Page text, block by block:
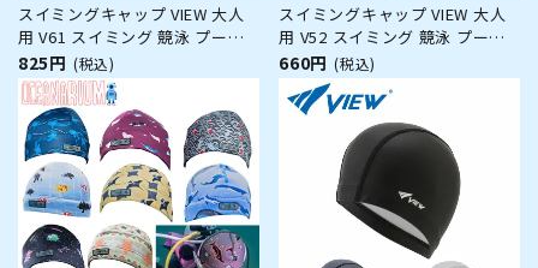
スイミングキャップ VIEW 大人
用 V61 スイミング 競泳 プール
水泳 男女兼用 ジム フィットネ
ス
825円 (税込)
スイミングキャップ VIEW 大人
用 V52 スイミング 競泳 プール
水泳 男女兼用 ジム フィットネ
ス
660円 (税込)